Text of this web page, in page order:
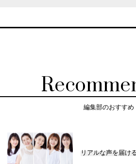
編集部のおすすめ
リアルな声を届け